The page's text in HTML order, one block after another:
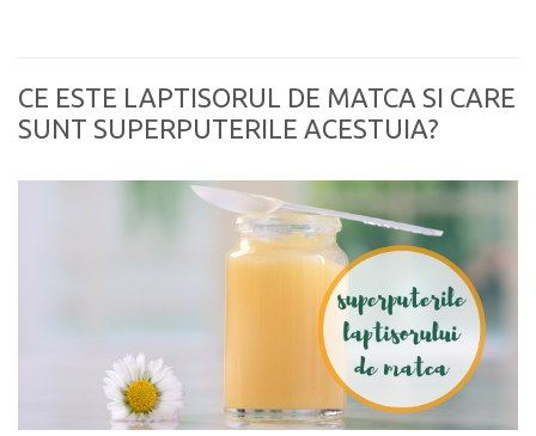
CE ESTE LAPTISORUL DE MATCA SI CARE
SUNT SUPERPUTERILE ACESTUIA?